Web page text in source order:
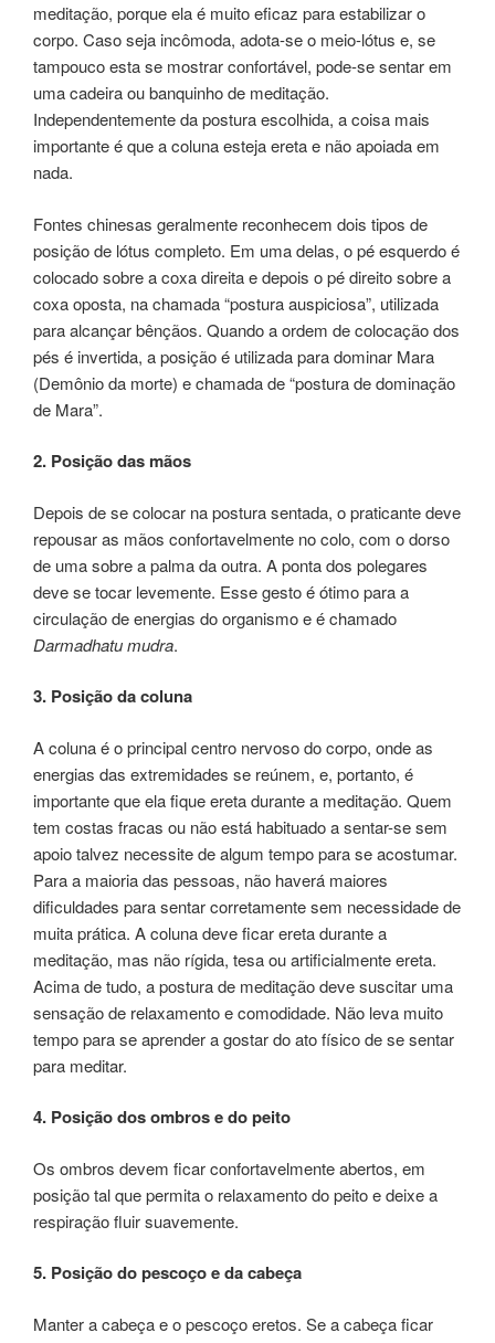
meditação, porque ela é muito eficaz para estabilizar o
corpo. Caso seja incômoda, adota-se o meio-lótus e, se
tampouco esta se mostrar confortável, pode-se sentar em
uma cadeira ou banquinho de meditação.
Independentemente da postura escolhida, a coisa mais
importante é que a coluna esteja ereta e não apoiada em
nada.
Fontes chinesas geralmente reconhecem dois tipos de
posição de lótus completo. Em uma delas, o pé esquerdo é
colocado sobre a coxa direita e depois o pé direito sobre a
coxa oposta, na chamada “postura auspiciosa”, utilizada
para alcançar bênçãos. Quando a ordem de colocação dos
pés é invertida, a posição é utilizada para dominar Mara
(Demônio da morte) e chamada de “postura de dominação
de Mara”.
2. Posição das mãos
Depois de se colocar na postura sentada, o praticante deve
repousar as mãos confortavelmente no colo, com o dorso
de uma sobre a palma da outra. A ponta dos polegares
deve se tocar levemente. Esse gesto é ótimo para a
circulação de energias do organismo e é chamado
Darmadhatu mudra.
3. Posição da coluna
A coluna é o principal centro nervoso do corpo, onde as
energias das extremidades se reúnem, e, portanto, é
importante que ela fique ereta durante a meditação. Quem
tem costas fracas ou não está habituado a sentar-se sem
apoio talvez necessite de algum tempo para se acostumar.
Para a maioria das pessoas, não haverá maiores
dificuldades para sentar corretamente sem necessidade de
muita prática. A coluna deve ficar ereta durante a
meditação, mas não rígida, tesa ou artificialmente ereta.
Acima de tudo, a postura de meditação deve suscitar uma
sensação de relaxamento e comodidade. Não leva muito
tempo para se aprender a gostar do ato físico de se sentar
para meditar.
4. Posição dos ombros e do peito
Os ombros devem ficar confortavelmente abertos, em
posição tal que permita o relaxamento do peito e deixe a
respiração fluir suavemente.
5. Posição do pescoço e da cabeça
Manter a cabeça e o pescoço eretos. Se a cabeça ficar